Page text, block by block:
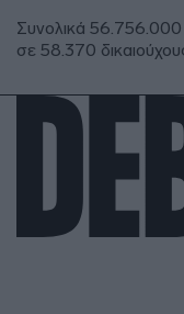
Συνολικά
σε 58.370